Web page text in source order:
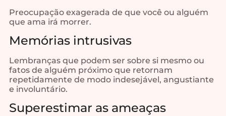
Preocupação exagerada de que você ou alguém
que ama irá morrer.
Memórias intrusivas
Lembranças que podem ser sobre si mesmo ou
fatos de alguém próximo que retornam
repetidamente de modo indesejável, angustiante
e involuntário.
Superestimar as ameaças